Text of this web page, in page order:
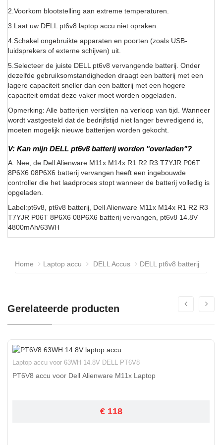
2.Voorkom blootstelling aan extreme temperaturen.
3.Laat uw DELL pt6v8 laptop accu niet opraken.
4.Schakel ongebruikte apparaten en poorten (zoals USB-
luidsprekers of externe schijven) uit.
5.Selecteer de juiste DELL pt6v8 vervangende batterij. Onder
dezelfde gebruiksomstandigheden draagt een batterij met een
lagere capaciteit sneller dan een batterij met een hogere
capaciteit omdat deze vaker moet worden opgeladen.
Opmerking: Alle batterijen verslijten na verloop van tijd. Wanneer
wordt vastgesteld dat de bedrijfstijd niet langer bevredigend is,
moeten mogelijk nieuwe batterijen worden gekocht.
V: Kan mijn DELL pt6v8 batterij worden "overladen"?
A: Nee, de Dell Alienware M11x M14x R1 R2 R3 T7YJR P06T
8P6X6 08P6X6 batterij vervangen heeft een ingebouwde
controller die het laadproces stopt wanneer de batterij volledig is
opgeladen.
Label:pt6v8, pt6v8 batterij, Dell Alienware M11x M14x R1 R2 R3
T7YJR P06T 8P6X6 08P6X6 batterij vervangen, pt6v8 14.8V
4800mAh/63WH
Home Laptop accu DELL Accus DELL pt6v8 batterij
Gerelateerde producten
Laptop accu voor 63WH 14.8V DELL PT6V8
PT6V8 accu voor Dell Alienware M11x Laptop
€ 118